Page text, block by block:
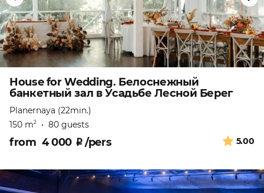
House for Wedding. Белоснежный
банкетный зал в Усадьбе Лесной Берег
Planernaya (22min.)
150 m2 • 80 guests
5.00
from 4 000 ₽/pers